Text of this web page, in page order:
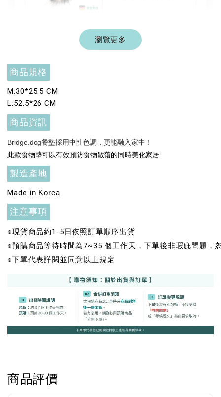
Aumüller 奧咪樂
｜貓草纈草根玩具
NT$ 289 TWD
NT$ 300 TWD
德國 Aumüller 奧咪樂
毛毛浣熊｜貓薄荷+木
Greenies 健綠｜潔牙餅
瀏覽更多
商品規格
M:30*25.5 CM
L:52.5*26 CM
商品資訊
Bridge.dog餐墊採用中性色調，更能融入家中！
此款食物墊可以有效預防食物散落的同時美化家居
製造產地
Made in Korea
注意事項
※現貨商品約1-5日依照訂單順序出貨
※預購商品等待時間為7~35 個工作天，下單後非瑕疵問題，
※下單代表詳閱並同意以上規定
商品評價